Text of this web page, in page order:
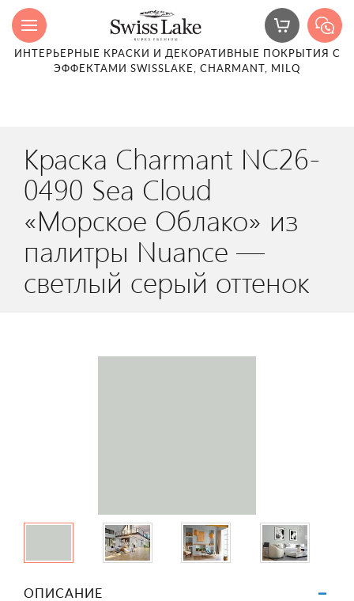
ИНТЕРЬЕРНЫЕ КРАСКИ И ДЕКОРАТИВНЫЕ ПОКРЫТИЯ С
ЭФФЕКТАМИ SWISSLAKE, CHARMANT, MILQ
Краска Charmant NC26-
0490 Sea Cloud
«Морское Облако» из
палитры Nuance —
светлый серый оттенок
ОПИСАНИЕ